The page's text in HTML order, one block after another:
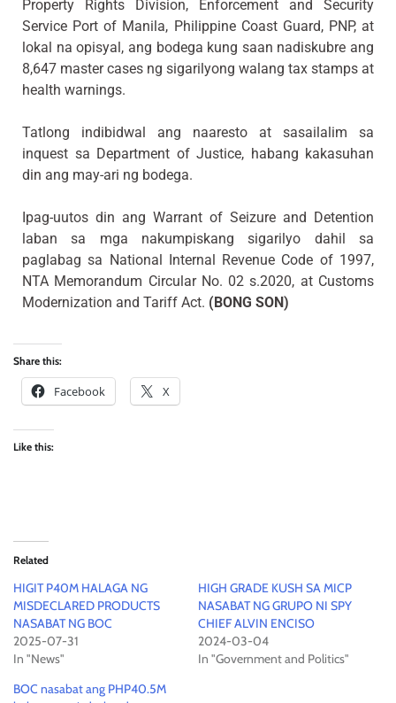
Property Rights Division, Enforcement and Security
Service Port of Manila, Philippine Coast Guard, PNP, at
lokal na opisyal, ang bodega kung saan nadiskubre ang
8,647 master cases ng sigarilyong walang tax stamps at
health warnings.
Tatlong indibidwal ang naaresto at sasailalim sa
inquest sa Department of Justice, habang kakasuhan
din ang may-ari ng bodega.
Ipag-uutos din ang Warrant of Seizure and Detention
laban sa mga nakumpiskang sigarilyo dahil sa
paglabag sa National Internal Revenue Code of 1997,
NTA Memorandum Circular No. 02 s.2020, at Customs
Modernization and Tariff Act. (BONG SON)
Share this:
Facebook X
Like this:
Related
HIGIT P40M HALAGA NG
MISDECLARED PRODUCTS
NASABAT NG BOC
2025-07-31
In "News"
HIGH GRADE KUSH SA MICP
NASABAT NG GRUPO NI SPY
CHIEF ALVIN ENCISO
2024-03-04
In "Government and Politics"
BOC nasabat ang PHP40.5M